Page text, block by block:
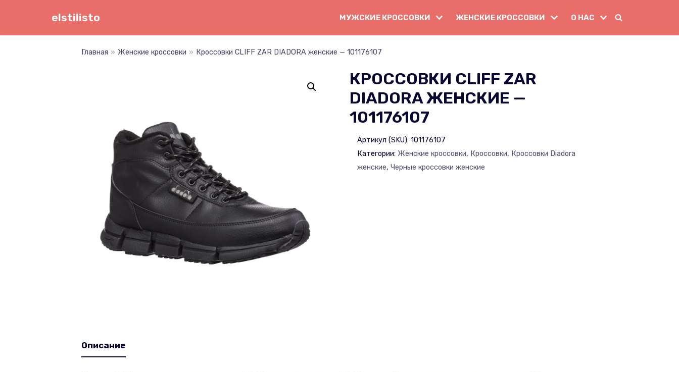
elstilisto МУЖСКИЕ КРОССОВКИ ЖЕНСКИЕ КРОССОВКИ О НАС
Главная » Женские кроссовки » Кроссовки CLIFF ZAR DIADORA женские — 101176107
КРОССОВКИ CLIFF ZAR
DIADORA ЖЕНСКИЕ —
101176107
Артикул (SKU):101176107
Категории: Женские кроссовки, Кроссовки, Кроссовки Diadora
женские,Черные кроссовки женские
Описание